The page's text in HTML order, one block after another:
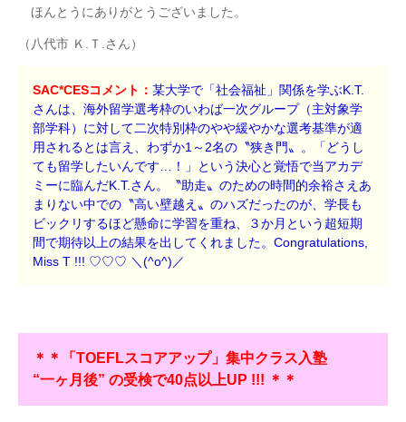
ほんとうにありがとうございました。
（八代市 Ｋ.Ｔ.さん）
SAC*CESコメント：某大学で「社会福祉」関係を学ぶK.T.
さんは、海外留学選考枠のいわば一次グループ（主対象学
部学科）に対して二次特別枠のやや緩やかな選考基準が適
用されるとは言え、わずか1～2名の〝狭き門〟。「どうし
ても留学したいんです…！」という決心と覚悟で当アカデ
ミーに臨んだK.T.さん。〝助走〟のための時間的余裕さえあ
まりない中での〝高い壁越え〟のハズだったのが、学長も
ビックリするほど懸命に学習を重ね、３か月という超短期
間で期待以上の結果を出してくれました。Congratulations,
Miss T !!! ♡♡♡ ＼(^o^)／
＊＊「TOEFLスコアアップ」集中クラス入塾
“一ヶ月後” の受検で40点以上UP !!! ＊＊